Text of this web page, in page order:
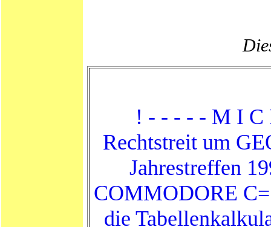
! - - - - - M I
Rechtstreit um
Jahrestreffen
COMMODORE
die